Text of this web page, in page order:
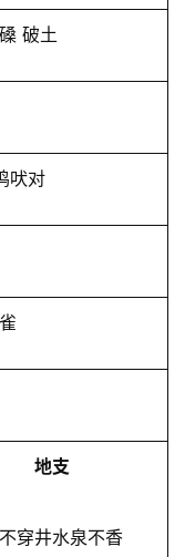
破土
吠对
地支
穿井水泉不香